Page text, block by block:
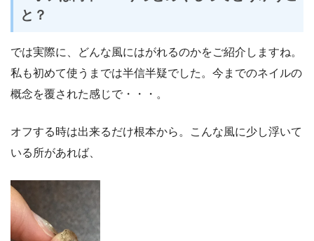
と？
では実際に、どんな風にはがれるのかをご紹介しますね。
私も初めて使うまでは半信半疑でした。今までのネイルの
概念を覆された感じで・・・。
オフする時は出来るだけ根本から。こんな風に少し浮いて
いる所があれば、